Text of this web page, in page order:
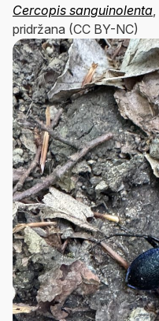
Cercopis sanguinolenta
pridržana (CC BY-NC)